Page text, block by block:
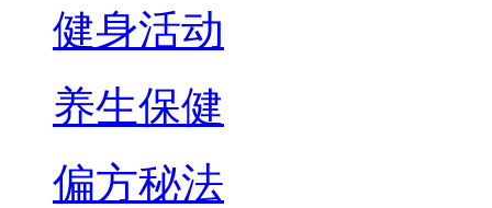
健身活动
养生保健
偏方秘法